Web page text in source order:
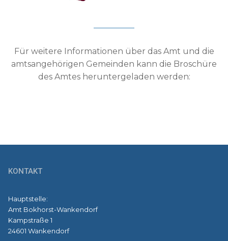
Für weitere Informationen über das Amt und die
amtsangehörigen Gemeinden kann die Broschüre
des Amtes heruntergeladen werden:
KONTAKT
Hauptstelle:
Amt Bokhorst-Wankendorf
Kampstraße 1
24601 Wankendorf